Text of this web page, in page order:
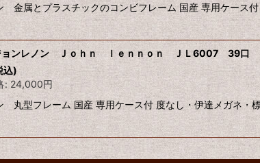
金属とプラスチックのコンビフレーム 国産 専用ケース
ンレノン Ｊｏｈｎ ｌｅｎｎｏｎ ＪＬ6007 39口
込)
: 24,000円
丸型フレーム 国産 専用ケース付 度なし・伊達メガネ・